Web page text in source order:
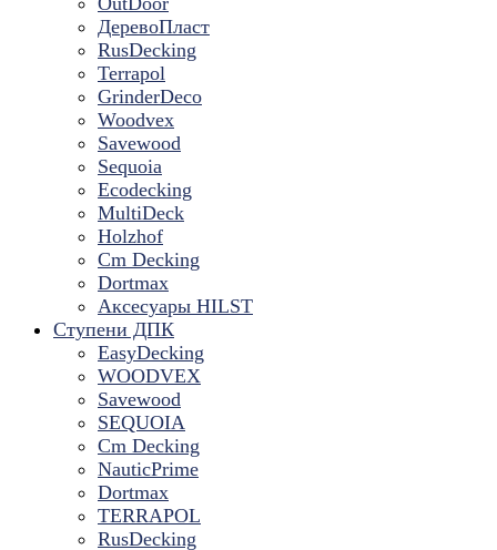
ДеревоПласт
RusDecking
Terrapol
GrinderDeco
Woodvex
Savewood
Sequoia
Ecodecking
MultiDeck
Holzhof
Cm Decking
Dortmax
Аксесуары HILST
Ступени ДПК
EasyDecking
WOODVEX
Savewood
SEQUOIA
Cm Decking
NauticPrime
Dortmax
TERRAPOL
RusDecking